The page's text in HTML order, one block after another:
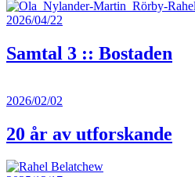
2026/04/22
Samtal 3 :: Bostaden
2026/02/02
20 år av utforskande